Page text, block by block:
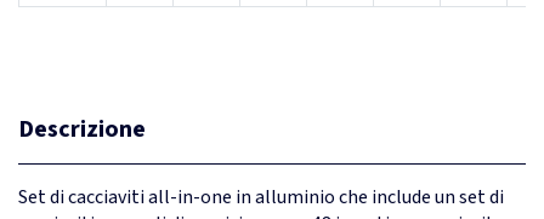
Descrizione
Set di cacciaviti all-in-one in alluminio che include un set di